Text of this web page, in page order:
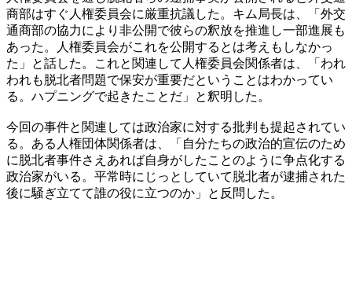
商部はすぐ人権委員会に厳重抗議した。キム局長は、「外交
通商部の協力により非公開で彼らの釈放を推進し一部進展も
あった。人権委員会がこれを公開するとは考えもしなかっ
た」と話した。これと関連して人権委員会関係者は、「われ
われも脱北者問題で保安が重要だということはわかってい
る。ハプニングで起きたことだ」と釈明した。
今回の事件と関連しては政治家に対する批判も提起されてい
る。ある人権団体関係者は、「自分たちの政治的宣伝のため
に脱北者事件さえあれば自身がしたことのように争点化する
政治家がいる。平常時にじっとしていて脱北者が逮捕された
後に騒ぎ立てて誰の役に立つのか」と反問した。